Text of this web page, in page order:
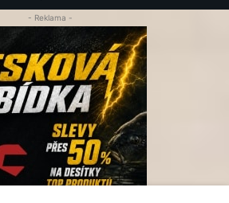
- Reklama -